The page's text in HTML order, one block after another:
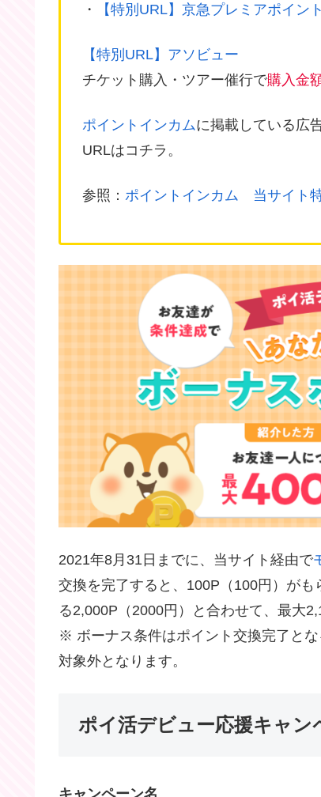
・ 【特別URL】京急プレミアポイン
【特別URL】アソビュー
チケット購入・ツアー催行で購入金
ポイントインカムに掲載している広
URLはコチラ。
参照： ポイントインカム 当サイト
2021年8月31日までに、当サイト経由で
交換を完了すると、100P（100円）が
る2,000P（2000円）と合わせて、最大
※ ボーナス条件はポイント交換完了と
対象外となります。
ポイ活デビュー応援キャン
キャンペーン名